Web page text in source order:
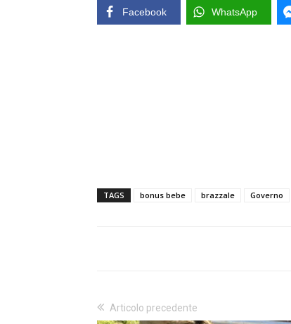
Facebook WhatsApp
TAGS bonus bebe brazzale Governo
Articolo precedente